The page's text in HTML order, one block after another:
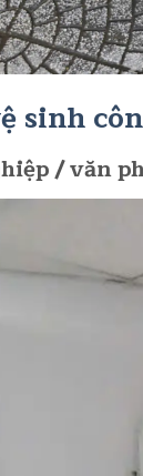
sinh
/ văn